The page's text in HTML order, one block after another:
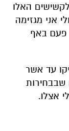
האלו
אני מגזימה
פעם באף
עד אשר
אצלו.